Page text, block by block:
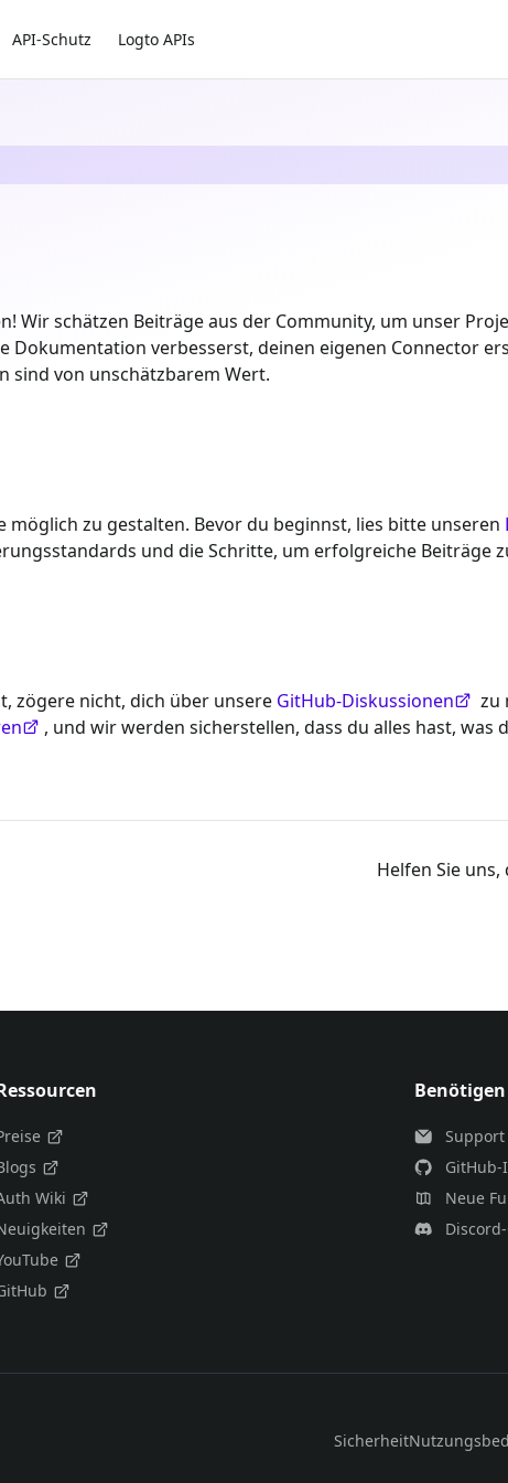
API-Schutz Logto APIs
Wir schätzen Beiträge aus der Community, um unser
Dokumentation verbesserst, deinen eigenen Connector
sind von unschätzbarem Wert.
zu gestalten. Bevor du beginnst, lies bitte unseren
und die Schritte, um erfolgreiche Beiträge
zögere nicht, dich über unsere GitHub-Diskussionen
zu
, und wir werden sicherstellen, dass du alles hast, was
Helfen Sie
Wiki
Benötigen
GitHub-
Neue
Sicherheit